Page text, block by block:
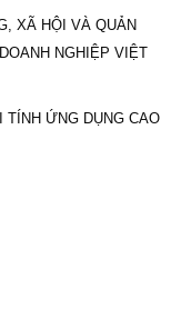
XÃ HỘI VÀ QUẢN
NGHIỆP VIỆT
TÍNH ỨNG DỤNG CAO